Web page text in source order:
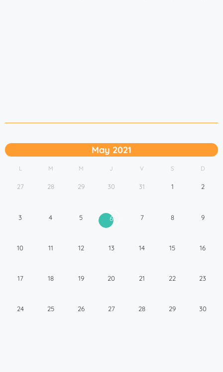
May 2021
L M M J V S D
27 28 29 30 31 1 2
3 4 5 6 7 8 9
10 11 12 13 14 15 16
17 18 19 20 21 22 23
24 25 26 27 28 29 30